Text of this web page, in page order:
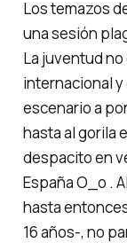
Los temazos
una sesión
La juventud no
internacional
escenario a
hasta al gorila
despacito en
España O_o .
hasta
16 años-, no